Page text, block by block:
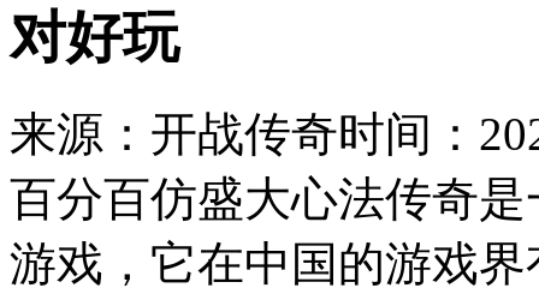
对好玩
来源：开战传奇时间：
百分百仿盛大心法传奇
游戏，它在中国的游戏